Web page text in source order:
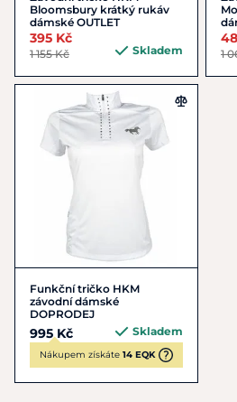
Bloomsbury krátký rukáv
dámské OUTLET
395 Kč
1 155 Kč Skladem 1
Funkční tričko HKM
závodní dámské
DOPRODEJ
995 Kč Skladem
Nákupem získáte 14 EQK